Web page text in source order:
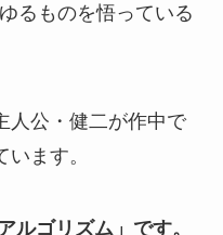
るものを悟っている
人公・健二が作中で
ます。
ルゴリズム」です。